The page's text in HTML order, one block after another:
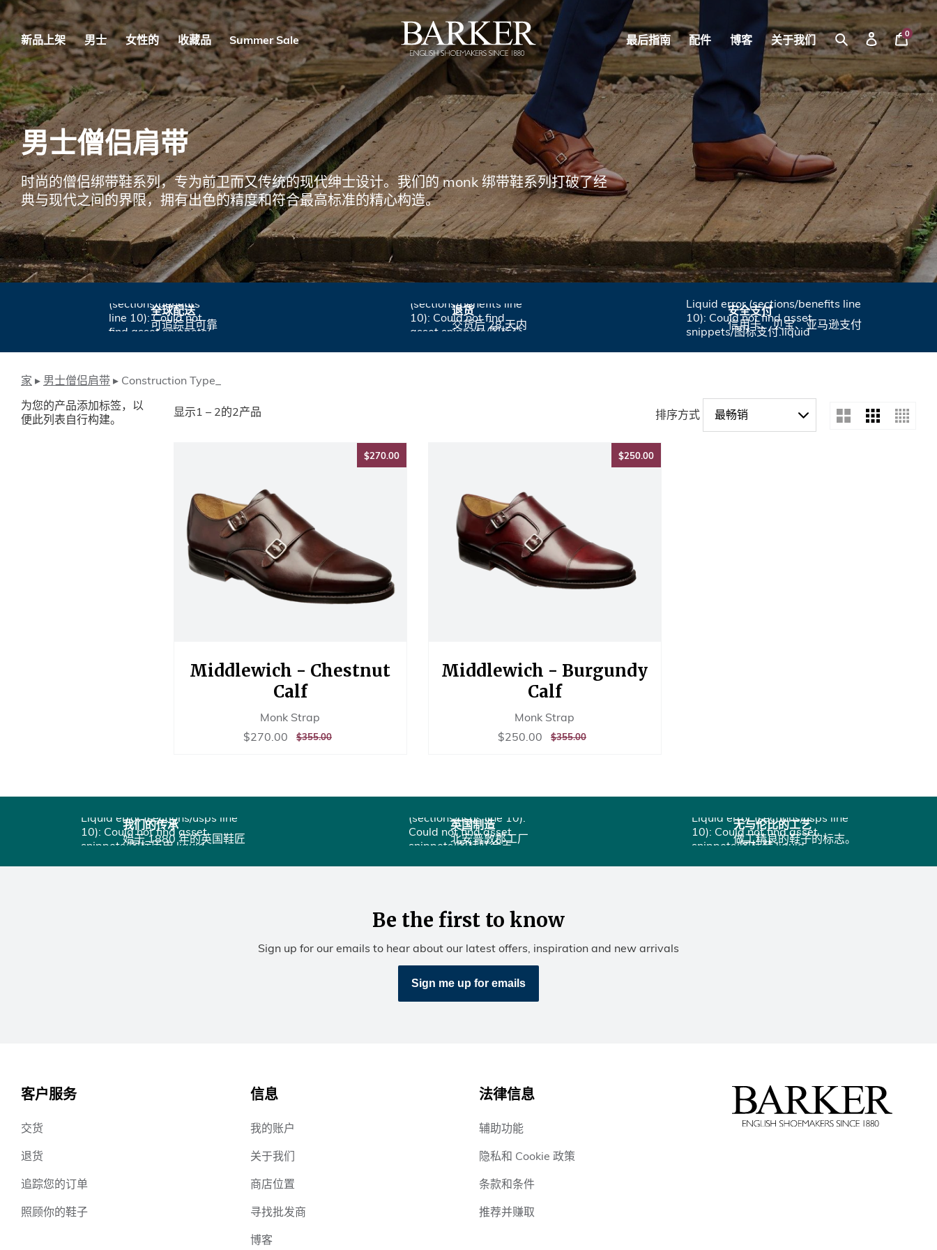
跳
到
内
容
Barker
Shoes
Rest
of
World
新品上架 男士 女性的 收藏品 Summer Sale 最后指南 配件 博客 关于我们
Search登
录
0
你
的
篮
子
男士僧侣肩带
时尚的僧侣绑带鞋系列，专为前卫而又传统的现代绅士设计。我们的 monk 绑带鞋系列打破了经
典与现代之间的界限，拥有出色的精度和符合最高标准的精心构造。
(sections/benefits
line 10): Could not
find asset snippets/
全球配送
可追踪且可靠
(sections/benefits line
10): Could not find
asset snippets/图标交
退货
交货后 28 天内
Liquid error (sections/benefits line
10): Could not find asset
snippets/图标支付.liquid
安全支付
信用卡、贝宝、亚马逊支付
家 ▸ 男士僧侣肩带 ▸ Construction Type_
为您的产品添加标签，以
便此列表自行构建。
显示1 – 2的2产品 排序方式
$270.00$270.00
Middlewich - Chestnut
Calf
Monk Strap
销
$270.00 $270.00
正
$355.00$355.00
$250.00$250.00
Middlewich - Burgundy
Calf
Monk Strap
销
$250.00 $250.00
正
$355.00$355.00
Liquid error (sections/usps line
10): Could not find asset
snippets/图标历史.liquid
我们的传承
始于 1880 年的英国鞋匠
(sections/usps line 10):
Could not find asset
snippets/图标联合王
英国制造
北安普敦郡工厂
Liquid error (sections/usps line
10): Could not find asset
snippets/图标鞋.liquid
无与伦比的工艺
做工精良的鞋子的标志。
Be the first to know
Sign up for our emails to hear about our latest offers, inspiration and new arrivals
Sign me up for emails
客户服务
交货
退货
追踪您的订单
照顾你的鞋子
信息
我的账户
关于我们
商店位置
寻找批发商
博客
法律信息
辅助功能
隐私和 Cookie 政策
条款和条件
推荐并赚取